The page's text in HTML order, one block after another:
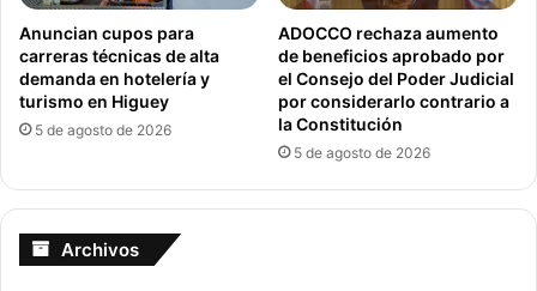
Anuncian cupos para
carreras técnicas de alta
demanda en hotelería y
turismo en Higuey
5 de agosto de 2026
ADOCCO rechaza aumento
de beneficios aprobado por
el Consejo del Poder Judicial
por considerarlo contrario a
la Constitución
5 de agosto de 2026
Archivos